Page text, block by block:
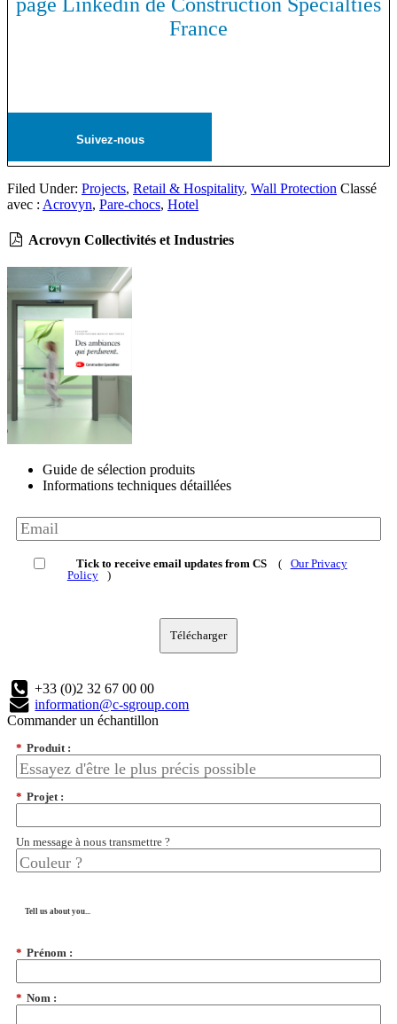
page Linkedin de Construction Specialties
France
Suivez-nous
Filed Under: Projects, Retail & Hospitality, Wall Protection Classé
avec : Acrovyn, Pare-chocs, Hotel
Acrovyn Collectivités et Industries
Guide de sélection produits
Informations techniques détaillées
Tick to receive email updates from CS (
Our Privacy
Policy
)
Télécharger
+33 (0)2 32 67 00 00
information@c-sgroup.com
Commander un échantillon
* Produit :
* Projet :
Un message à nous transmettre ?
Tell us about you...
* Prénom :
* Nom :